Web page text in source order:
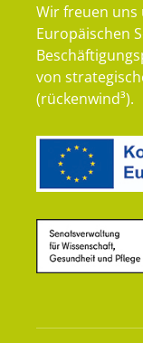
Wir freuen uns
Europäischen
von
(rückenwind³).